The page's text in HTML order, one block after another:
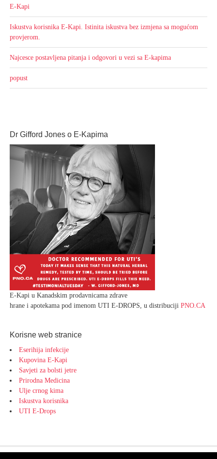
E-Kapi
Iskustva korisnika E-Kapi. Istinita iskustva bez izmjena sa mogućom
provjerom.
Najcesce postavljena pitanja i odgovori u vezi sa E-kapima
popust
Dr Gifford Jones o E-Kapima
E-Kapi u Kanadskim prodavnicama zdrave
hrane i apotekama pod imenom UTI E-DROPS, u distribuciji PNO.CA
Korisne web stranice
Eserihija infekcije
Kupovina E-Kapi
Savjeti za bolsti jetre
Prirodna Medicina
Ulje crnog kima
Iskustva korisnika
UTI E-Drops